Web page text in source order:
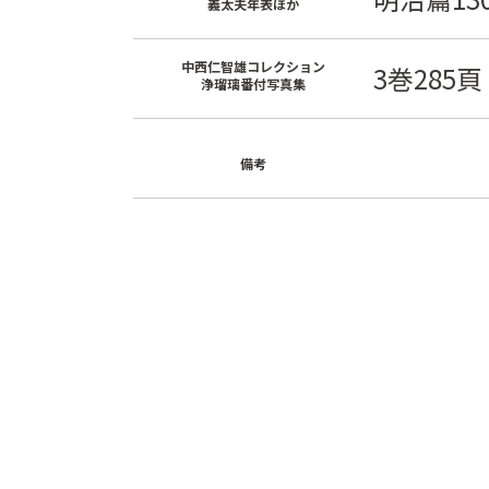
義太夫年表ほか
中西仁智雄コレクション
浄瑠璃番付写真集
3巻285頁
備考